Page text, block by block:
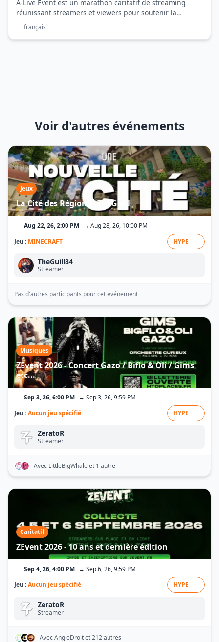
A-Live Event est un marathon caritatif de streaming
réunissant streamers et viewers pour soutenir la
recherche contre la douleur chronique. Trois jours de
live, défis et solidarité au profit de l’Institut Analgésia.
français
Voir d'autres événements
Jeux
La Cité des Régions - TheGuill
Aug 22, 26, 2:00 PM → Aug 28, 26, 10:00 PM
Jeu : MINECRAFT HYPE
TheGuill84
Streamer
Pas d'autres participants pour cet événement
Musiques
ZEvent 2026 - Concert Gazo / Biflo & Oli / Gims
etc...
Sep 3, 26, 6:00 PM → Sep 3, 26, 9:59 PM
Jeu :Aucun jeu spécifié HYPE
ZeratoR
Streamer
Avec LittleBigWhaleet 1 autre
Caritatif
ZEvent 2026 - 10 ans et dernière édition
Sep 4, 26, 4:00 PM → Sep 6, 26, 9:59 PM
Jeu :Aucun jeu spécifié HYPE
ZeratoR
Streamer
Avec AngleDroitet 212 autres